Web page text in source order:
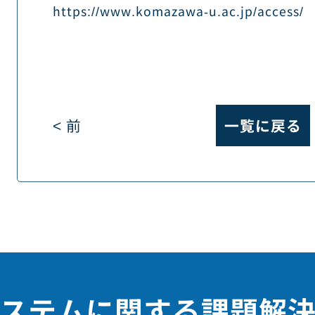
https://www.komazawa-u.ac.jp/access/
< 前 一覧に戻る